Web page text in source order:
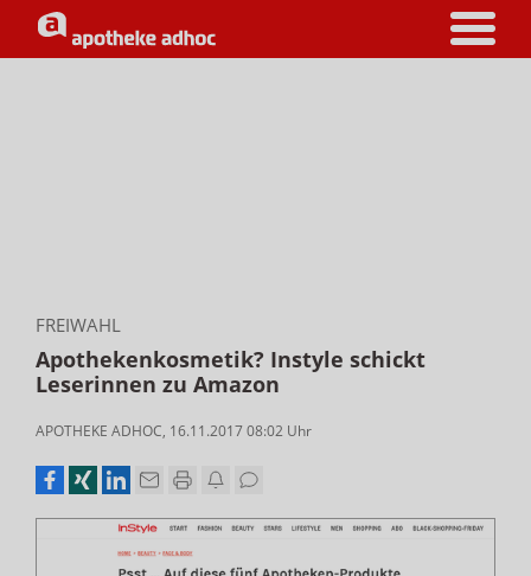
FREIWAHL
Apothekenkosmetik? Instyle schickt
Leserinnen zu Amazon
APOTHEKE ADHOC, 16.11.2017 08:02 Uhr